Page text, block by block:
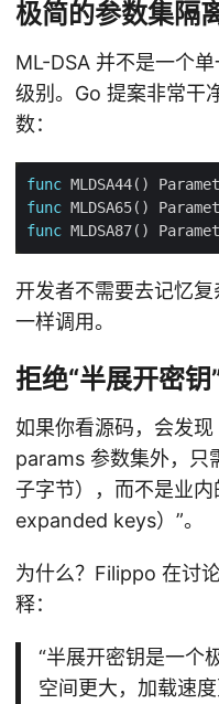
极简的参数集隔
ML-DSA 并不是一个
级别。Go 提案非常干
数：
func MLDSA44()
func MLDSA65()
func MLDSA87()
开发者不需要去记忆
一样调用。
拒绝“半展开密
如果你看源码，会发
params 参数集外，只
子字节），而不是业
expanded keys）”。
为什么？Filippo 在讨
释：
“半展开密钥是一个
空间更大，加载速